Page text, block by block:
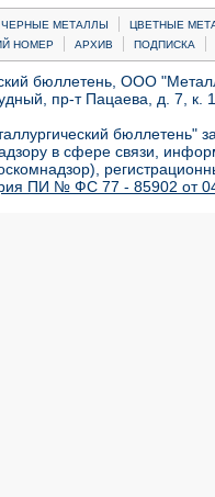
ЧЕРНЫЕ МЕТАЛЛЫ |
ЦВЕТНЫЕ
НОМЕР | АРХИВ | ПОДПИСКА |
бюллетень, ООО
пр-т Пацаева, д. 7,
бюллетень"
в сфере связи,
ПИ № ФС 77 - 85902 от 04